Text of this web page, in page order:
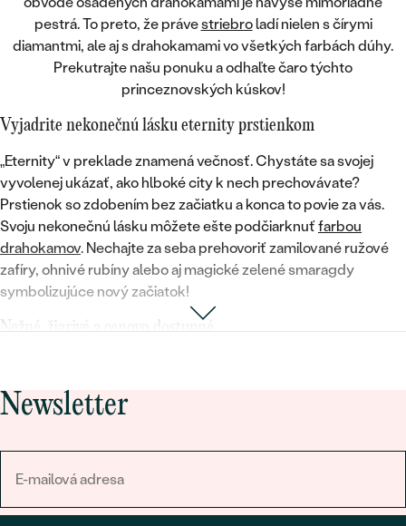
pestrá. To preto, že právestriebroladí nielen s čírymi
diamantmi, ale aj s drahokamami vo všetkých farbách dúhy.
Prekutrajte našu ponuku a odhaľte čaro týchto
princeznovských kúskov!
Vyjadrite nekonečnú lásku eternity prstienkom
„Eternity“ v prekladeznamená večnosť. Chystáte sa svojej
vyvolenej ukázať, ako hlboké city k nech prechovávate?
Prstienok so zdobením bez začiatku a konca to povie za vás.
Svoju nekonečnú lásku môžete ešte podčiarknuťfarbou
drahokamov. Nechajte za seba prehovoriť zamilované ružové
zafíry, ohnivé rubíny alebo aj magické zelené smaragdy
symbolizujúce nový začiatok!
Nežné, žiarivé a cenovo dostupné
tak pre radosť, sestre k sviatku alebo aj kamarátke ako symbol
obdarovanej vyčarí úsmev.
večnosť – darujte strieborný eternity prsteň!
Newsletter